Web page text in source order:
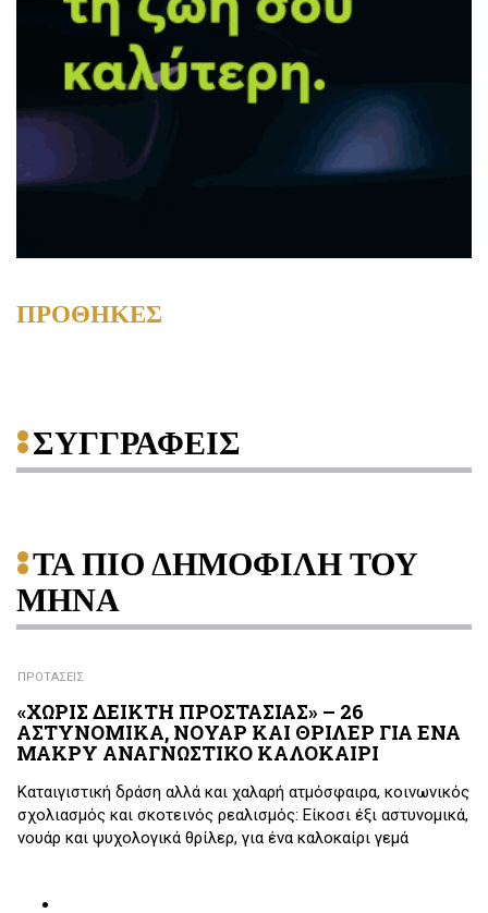
ΠΡΟΘΗΚΕΣ
ΣΥΓΓΡΑΦΕΙΣ
ΤΑ ΠΙΟ ΔΗΜΟΦΙΛΗ ΤΟΥ
ΜΗΝΑ
ΠΡΟΤΑΣΕΙΣ
«ΧΩΡΙΣ ΔΕΙΚΤΗ ΠΡΟΣΤΑΣΙΑΣ» – 26
ΑΣΤΥΝΟΜΙΚΑ, ΝΟΥΑΡ ΚΑΙ ΘΡΙΛΕΡ ΓΙΑ ΕΝΑ
ΜΑΚΡΥ ΑΝΑΓΝΩΣΤΙΚΟ ΚΑΛΟΚΑΙΡΙ
Καταιγιστική δράση αλλά και χαλαρή ατμόσφαιρα, κοινωνικός
σχολιασμός και σκοτεινός ρεαλισμός: Είκοσι έξι αστυνομικά,
νουάρ και ψυχολογικά θρίλερ, για ένα καλοκαίρι γεμά